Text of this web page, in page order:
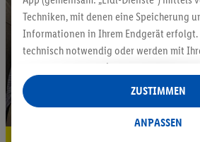
Techniken, mit denen eine Speicherung
Informationen in Ihrem Endgerät erfolgt.
technisch notwendig oder werden mit
auch durch Partner (u.a.
Verantwortliche; im Zusammenhang mit
insgesamt
Statistik-Erstellung oder fürANPASSEN
ZUSTIMMEN